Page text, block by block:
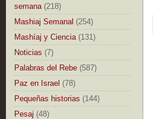
semana (218)
Mashiaj Semanal (254)
Mashíaj y Ciencia (131)
Noticias (7)
Palabras del Rebe (587)
Paz en Israel (78)
Pequeñas historias (144)
Pesaj (48)